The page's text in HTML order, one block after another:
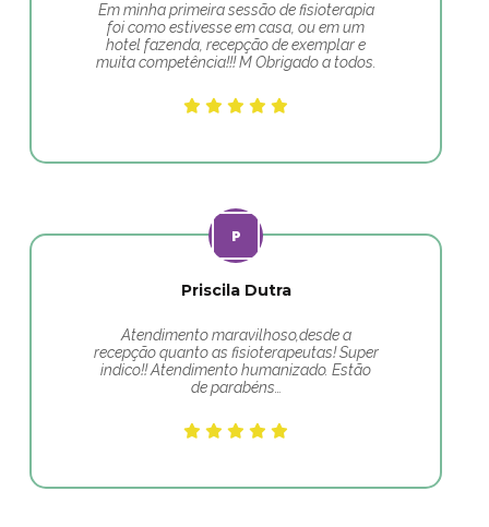
Em minha primeira sessão de fisioterapia
foi como estivesse em casa, ou em um
hotel fazenda, recepção de exemplar e
muita competência!!! M Obrigado a todos.
Priscila Dutra
Atendimento maravilhoso,desde a
recepção quanto as fisioterapeutas! Super
indico!! Atendimento humanizado. Estão
de parabéns…